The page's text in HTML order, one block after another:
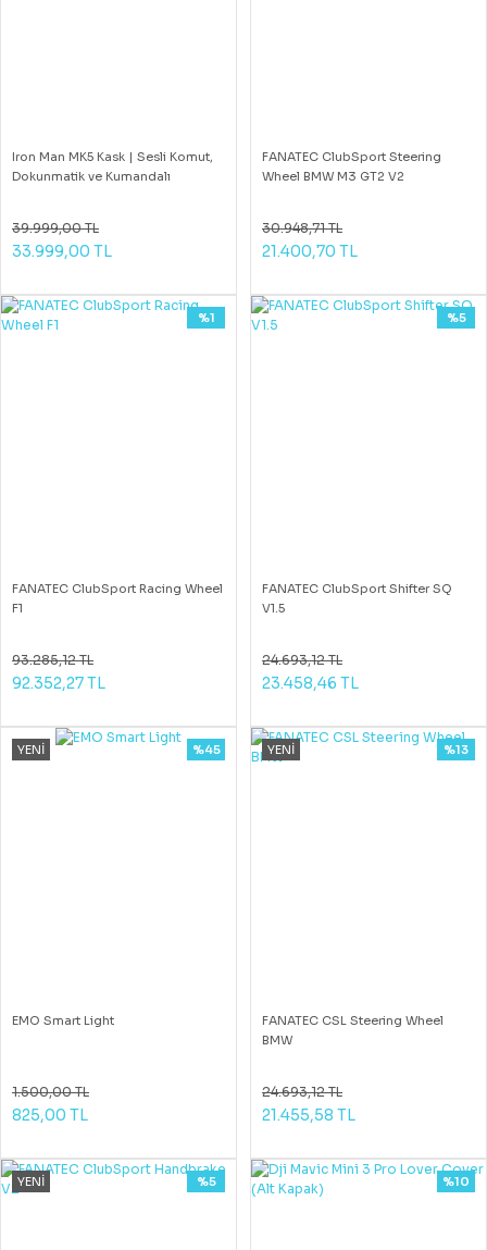
Iron Man MK5 Kask | Sesli Komut,
Dokunmatik ve Kumandalı
39.999,00 TL
33.999,00 TL
FANATEC ClubSport Steering
Wheel BMW M3 GT2 V2
30.948,71 TL
21.400,70 TL
FANATEC ClubSport Racing Wheel
F1
%1
93.285,12 TL
92.352,27 TL
FANATEC ClubSport Shifter SQ
V1.5
%5
24.693,12 TL
23.458,46 TL
YENİ
EMO Smart Light
%45
1.500,00 TL
825,00 TL
YENİ
FANATEC CSL Steering Wheel
BMW
%13
24.693,12 TL
21.455,58 TL
YENİ %5 %10